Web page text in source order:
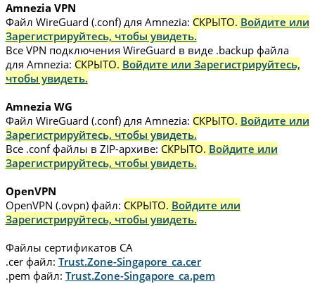
Amnezia VPN
Файл WireGuard (.conf) для Amnezia: СКРЫТО. Войдите или
Зарегистрируйтесь, чтобы увидеть.
Все VPN подключения WireGuard в виде .backup файла
для Amnezia: СКРЫТО. Войдите или Зарегистрируйтесь,
чтобы увидеть.
Amnezia WG
Файл WireGuard (.conf) для Amnezia: СКРЫТО. Войдите или
Зарегистрируйтесь, чтобы увидеть.
Все .conf файлы в ZIP-архиве: СКРЫТО. Войдите или
Зарегистрируйтесь, чтобы увидеть.
OpenVPN
OpenVPN (.ovpn) файл: СКРЫТО. Войдите или
Зарегистрируйтесь, чтобы увидеть.
Файлы сертификатов CA
.cer файл: Trust.Zone-Singapore_ca.cer
.pem файл: Trust.Zone-Singapore_ca.pem